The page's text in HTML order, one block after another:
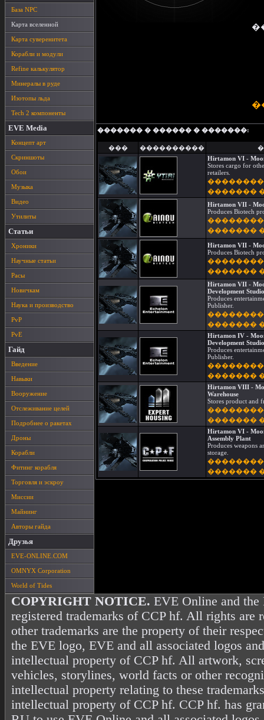
База NPC
Карта вселенной
Карта суверенитета
Корабли и модули
Refine калькулятор
Минералы в руде
Изотопы льда
Tech 2 компоненты
EVE Media
Концепт арт
Скриншоты
Обои
Музыка
Видео
Утилиты
Статьи
Хроники
Научные статьи
Расы
Новичкам
Наука и производство
PvP
PvE
Гайд
Введение
Навыки
Вооружение
Отслеживание целей
Подробнее о ракетах
Дроны
Корабли
Фитинг корабля
Торговля и эскроу
Миссии
Майнинг
Авторы гайда
Друзья
EVE-ONLINE.COM
OMNYX Corporation
World of Tides
������� � ������ � �������:
��� ����������
Hirtamon VI -
Stores cargo for
retailers.
�������
Hirtamon VII -
Produces Biotech
�������
Hirtamon VII -
Produces Biotech
�������
Hirtamon VII -
Development Studio
Produces
Publisher.
�������
Hirtamon IV -
Development Studio
Produces
Publisher.
�������
Hirtamon VIII -
Warehouse
Stores product and
�������
Hirtamon VI -
Assembly Plant
Produces weapons
storage.
�������
COPYRIGHT NOTICE. EVE Online and the
registered trademarks of CCP hf. All rights are
other trademarks are the property of their
the EVE logo, EVE and all associated logos
intellectual property of CCP hf. All artwork,
vehicles, storylines, world facts or other
intellectual property relating to these
intellectual property of CCP hf. CCP hf. has